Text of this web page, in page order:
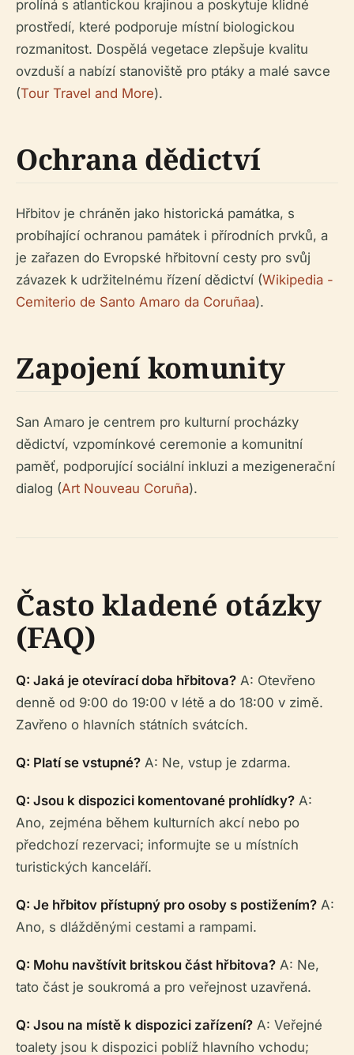
prolíná s atlantickou krajinou a poskytuje klidné
prostředí, které podporuje místní biologickou
rozmanitost. Dospělá vegetace zlepšuje kvalitu
ovzduší a nabízí stanoviště pro ptáky a malé savce
(Tour Travel and More).
Ochrana dědictví
Hřbitov je chráněn jako historická památka, s
probíhající ochranou památek i přírodních prvků, a
je zařazen do Evropské hřbitovní cesty pro svůj
závazek k udržitelnému řízení dědictví (Wikipedia -
Cemiterio de Santo Amaro da Coruñaa).
Zapojení komunity
San Amaro je centrem pro kulturní procházky
dědictví, vzpomínkové ceremonie a komunitní
paměť, podporující sociální inkluzi a mezigenerační
dialog (Art Nouveau Coruña).
Často kladené otázky
(FAQ)
Q: Jaká je otevírací doba hřbitova? A: Otevřeno
denně od 9:00 do 19:00 v létě a do 18:00 v zimě.
Zavřeno o hlavních státních svátcích.
Q: Platí se vstupné? A: Ne, vstup je zdarma.
Q: Jsou k dispozici komentované prohlídky? A:
Ano, zejména během kulturních akcí nebo po
předchozí rezervaci; informujte se u místních
turistických kanceláří.
Q: Je hřbitov přístupný pro osoby s postižením? A:
Ano, s dlážděnými cestami a rampami.
Q: Mohu navštívit britskou část hřbitova? A: Ne,
tato část je soukromá a pro veřejnost uzavřená.
Q: Jsou na místě k dispozici zařízení? A: Veřejné
toalety jsou k dispozici poblíž hlavního vchodu;